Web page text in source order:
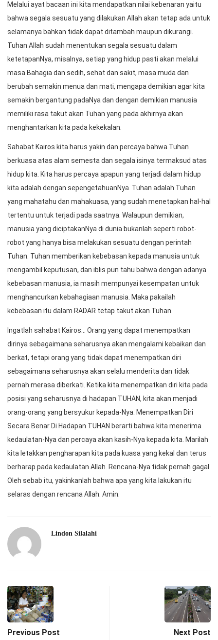
Melalui ayat bacaan ini kita mendapatkan nilai kebenaran yaitu
bahwa segala sesuatu yang dilakukan Allah akan tetap ada untuk
selamanya bahkan tidak dapat ditambah maupun dikurangi.
Tuhan Allah sudah menentukan segala sesuatu dalam
ketetapanNya, misalnya, setiap yang hidup pasti akan melalui
masa Bahagia dan sedih, sehat dan sakit, masa muda dan
berubah semakin menua dan mati, mengapa demikian agar kita
semakin bergantung padaNya dan dengan demikian manusia
memiliki rasa takut akan Tuhan yang pada akhirnya akan
menghantarkan kita pada kekekalan.
Sahabat Kairos kita harus yakin dan percaya bahwa Tuhan
berkuasa atas alam semesta dan segala isinya termaksud atas
hidup kita. Kita harus percaya apapun yang terjadi dalam hidup
kita adalah dengan sepengetahuanNya. Tuhan adalah Tuhan
yang mahatahu dan mahakuasa, yang sudah menetapkan hal-hal
tertentu untuk terjadi pada saatnya. Walaupun demikian,
manusia yang diciptakanNya di dunia bukanlah seperti robot-
robot yang hanya bisa melakukan sesuatu dengan perintah
Tuhan. Tuhan memberikan kebebasan kepada manusia untuk
mengambil keputusan, dan iblis pun tahu bahwa dengan adanya
kebebasan manusia, ia masih mempunyai kesempatan untuk
menghancurkan kebahagiaan manusia. Maka pakailah
kebebasan itu dalam RADAR tetap takut akan Tuhan.
Ingatlah sahabat Kairos… Orang yang dapat menempatkan
dirinya sebagaimana seharusnya akan mengalami kebaikan dan
berkat, tetapi orang yang tidak dapat menempatkan diri
sebagaimana seharusnya akan selalu menderita dan tidak
pernah merasa diberkati. Ketika kita menempatkan diri kita pada
posisi yang seharusnya di hadapan TUHAN, kita akan menjadi
orang-orang yang bersyukur kepada-Nya. Menempatkan Diri
Secara Benar Di Hadapan TUHAN berarti bahwa kita menerima
kedaulatan-Nya dan percaya akan kasih-Nya kepada kita. Marilah
kita letakkan pengharapan kita pada kuasa yang kekal dan terus
berharap pada kedaulatan Allah. Rencana-Nya tidak pernah gagal.
Oleh sebab itu, yakinkanlah bahwa apa yang kita lakukan itu
selaras dengan rencana Allah. Amin.
Lindon Silalahi
Previous Post Next Post